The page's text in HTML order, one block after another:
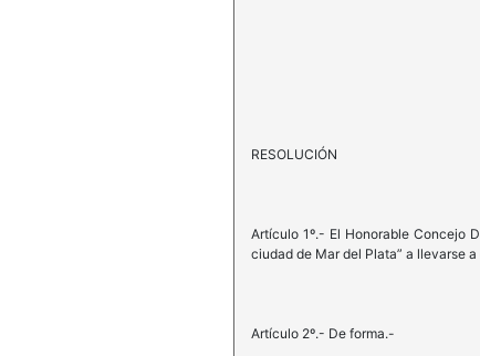
RESOLUCIÓN
Artículo 1º.- El Honorable Concejo
ciudad de Mar del Plata” a llevarse
Artículo 2º.- De forma.-